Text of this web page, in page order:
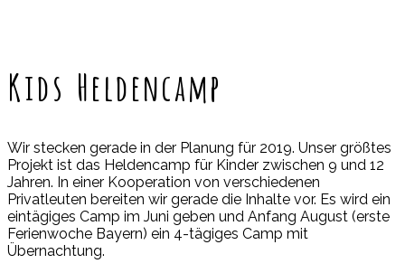
Kids Heldencamp
Wir stecken gerade in der Planung für 2019. Unser größtes
Projekt ist das Heldencamp für Kinder zwischen 9 und 12
Jahren. In einer Kooperation von verschiedenen
Privatleuten bereiten wir gerade die Inhalte vor. Es wird ein
eintägiges Camp im Juni geben und Anfang August (erste
Ferienwoche Bayern) ein 4-tägiges Camp mit
Übernachtung.